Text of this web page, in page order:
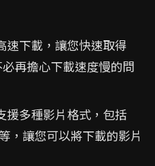
速下載，讓您快速取得
再擔心下載速度慢的問
援多種影片格式，包括
，讓您可以將下載的影片